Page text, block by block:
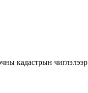
кадастрын